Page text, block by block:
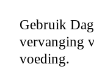
Gebruik
vervanging
voeding.